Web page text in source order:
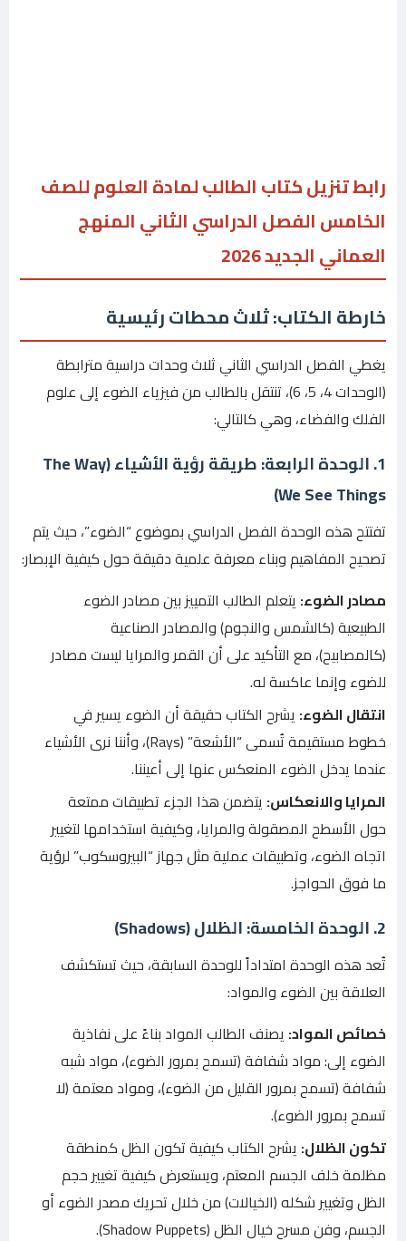
رابط تنزيل كتاب الطالب لمادة العلوم للصف
الخامس الفصل الدراسي الثاني المنهج
العماني الجديد 2026
خارطة الكتاب: ثلاث محطات رئيسية
يغطي الفصل الدراسي الثاني ثلاث وحدات دراسية مترابطة
(الوحدات 4، 5، 6)، تنتقل بالطالب من فيزياء الضوء إلى علوم
الفلك والفضاء، وهي كالتالي:
1. الوحدة الرابعة: طريقة رؤية الأشياء (The Way
We See Things)
تفتتح هذه الوحدة الفصل الدراسي بموضوع “الضوء”، حيث يتم
تصحيح المفاهيم وبناء معرفة علمية دقيقة حول كيفية الإبصار:
مصادر الضوء: يتعلم الطالب التمييز بين مصادر الضوء
الطبيعية (كالشمس والنجوم) والمصادر الصناعية
(كالمصابيح)، مع التأكيد على أن القمر والمرايا ليست مصادر
للضوء وإنما عاكسة له.
انتقال الضوء: يشرح الكتاب حقيقة أن الضوء يسير في
خطوط مستقيمة تُسمى “الأشعة” (Rays)، وأننا نرى الأشياء
عندما يدخل الضوء المنعكس عنها إلى أعيننا.
المرايا والانعكاس: يتضمن هذا الجزء تطبيقات ممتعة
حول الأسطح المصقولة والمرايا، وكيفية استخدامها لتغيير
اتجاه الضوء، وتطبيقات عملية مثل جهاز “البيروسكوب” لرؤية
ما فوق الحواجز.
2. الوحدة الخامسة: الظلال (Shadows)
تُعد هذه الوحدة امتداداً للوحدة السابقة، حيث تستكشف
العلاقة بين الضوء والمواد:
خصائص المواد: يصنف الطالب المواد بناءً على نفاذية
الضوء إلى: مواد شفافة (تسمح بمرور الضوء)، مواد شبه
شفافة (تسمح بمرور القليل من الضوء)، ومواد معتمة (لا
تسمح بمرور الضوء).
تكون الظلال: يشرح الكتاب كيفية تكون الظل كمنطقة
مظلمة خلف الجسم المعتم، ويستعرض كيفية تغيير حجم
الظل وتغيير شكله (الخيالات) من خلال تحريك مصدر الضوء أو
الجسم، وفن مسرح خيال الظل (Shadow Puppets).